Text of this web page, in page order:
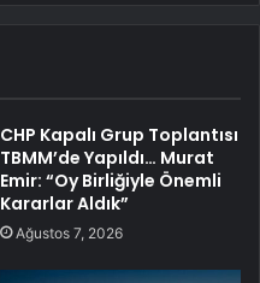
CHP Kapalı Grup Toplantısı
TBMM’de Yapıldı… Murat
Emir: “Oy Birliğiyle Önemli
Kararlar Aldık”
Ağustos 7, 2026